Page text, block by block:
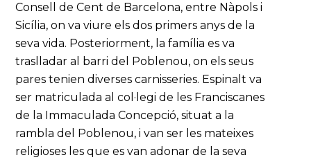
Consell de Cent de Barcelona, entre Nàpols i
Sicília, on va viure els dos primers anys de la
seva vida. Posteriorment, la família es va
traslladar al barri del Poblenou, on els seus
pares tenien diverses carnisseries. Espinalt va
ser matriculada al col·legi de les Franciscanes
de la Immaculada Concepció, situat a la
rambla del Poblenou, i van ser les mateixes
religioses les que es van adonar de la seva